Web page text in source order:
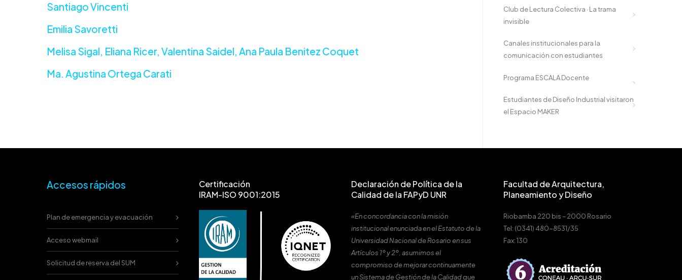
Santiago Vincenti
Emilia Savoretti
Melisa Sigal, Eliana Ricer, Valentina Saidel, Ana Paula Benitez Coquet
Ma. Agustina Ortega Carati
Club de Lectura Colectiva · La trama
invisible
Canales institucionales para la
comunicación con estudiantes
Programa ESCALA Docente
Estudiantes de Diseño Industrial visitaron
el Espacio MAKER
Accesos rápidos
Plan de emergencia y evacuación
Acceso webmail
Solicitud de reserva del SUM
Certificación
IRAM-ISO 9001:2015
Declaración de Política de la
Calidad de la FAPyD UNR
«En concordancia con la misión
institucional enunciada en el Estatuto de la
Universidad Nacional de Rosario en sus
Artículos 1º y 2º, asumimos el
compromiso de mejorar continuamente
un Sistema de Gestión de la Calidad que
Facultad de Arquitectura,
Planeamiento y Diseño
Riobamba 220 bis – 2000 Rosario
Tel: (0341) 480-8531/35
Fax: 130